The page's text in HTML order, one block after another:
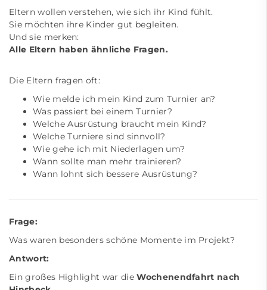
Eltern wollen verstehen, wie sich ihr Kind fühlt.
Sie möchten ihre Kinder gut begleiten.
Und sie merken:
Alle Eltern haben ähnliche Fragen.
Die Eltern fragen oft:
Wie melde ich mein Kind zum Turnier an?
Was passiert bei einem Turnier?
Welche Ausrüstung braucht mein Kind?
Welche Turniere sind sinnvoll?
Wie gehe ich mit Niederlagen um?
Wann sollte man mehr trainieren?
Wann lohnt sich bessere Ausrüstung?
Frage:
Was waren besonders schöne Momente im Projekt?
Antwort:
Ein großes Highlight war dieWochenendfahrt nach